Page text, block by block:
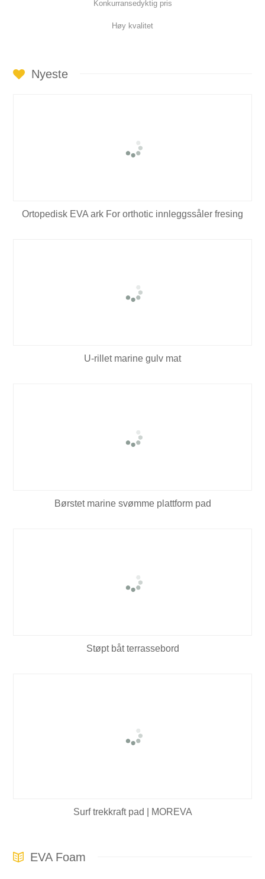
Konkurransedyktig pris
Høy kvalitet
Nyeste
Ortopedisk EVA ark For orthotic innleggssåler fresing
U-rillet marine gulv mat
Børstet marine svømme plattform pad
Støpt båt terrassebord
Surf trekkraft pad | MOREVA
EVA Foam